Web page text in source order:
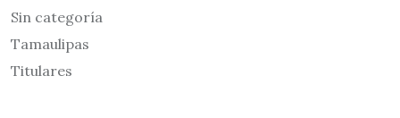
Sin categoría
Tamaulipas
Titulares